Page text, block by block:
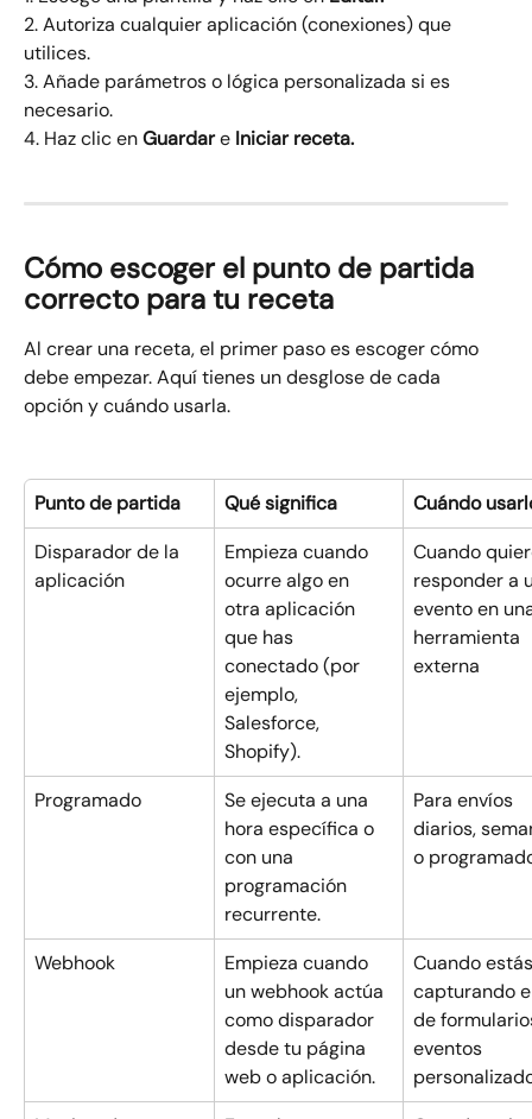
2. Autoriza cualquier aplicación (conexiones) que
utilices.
3. Añade parámetros o lógica personalizada si es
necesario.
4. Haz clic en Guardar e Iniciar receta.
Cómo escoger el punto de partida
correcto para tu receta
Al crear una receta, el primer paso es escoger cómo
debe empezar. Aquí tienes un desglose de cada
opción y cuándo usarla.
Punto de partida Qué significa
Cuándo
Disparador de la
aplicación
Empieza cuando
ocurre algo en
otra aplicación
que has
conectado (por
ejemplo,
Salesforce,
Shopify).
Cuando
responder a
evento en
herramienta
externa
Programado
Se ejecuta a una
hora específica o
con una
programación
recurrente.
Para envíos
diarios,
o
Webhook
Empieza cuando
un webhook actúa
como disparador
desde tu página
web o aplicación.
Cuando
capturando
de
eventos